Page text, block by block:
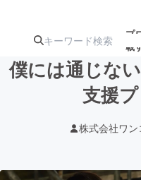
プ
載
注目のリ
ターン
注目の
ジェクト
僕には通じな
支援
株式会社ワン